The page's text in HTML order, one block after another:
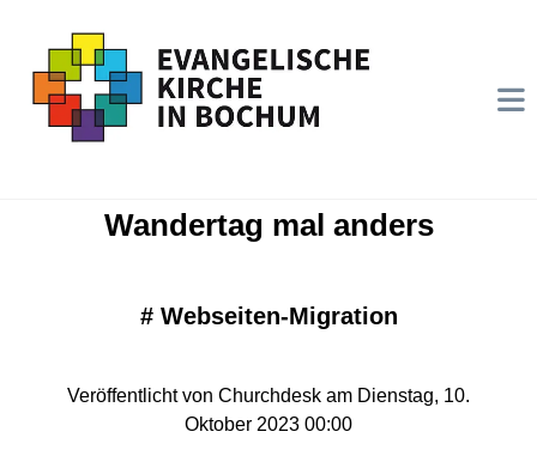
Wandertag mal anders
# Webseiten-Migration
Veröffentlicht von Churchdesk am Dienstag, 10.
Oktober 2023 00:00